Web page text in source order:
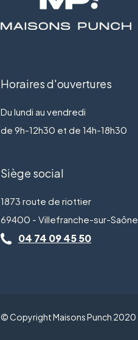
Horaires d'ouvertures
Du lundi au vendredi
de 9h-12h30 et de 14h-18h30
Siège social
1873 route de riottier
69400 - Villefranche-sur-Saône
04 74 09 45 50
© Copyright Maisons Punch 2020